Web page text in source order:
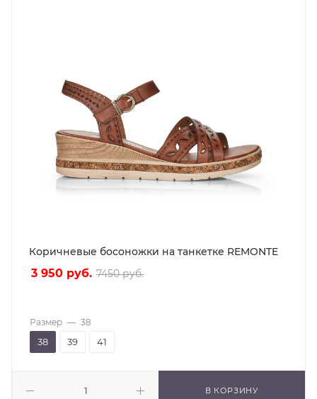
Коричневые босоножки на танкетке REMONTE
3 950 руб. 7450руб.
В КОРЗИНУ
Размер — 38
38 39 41